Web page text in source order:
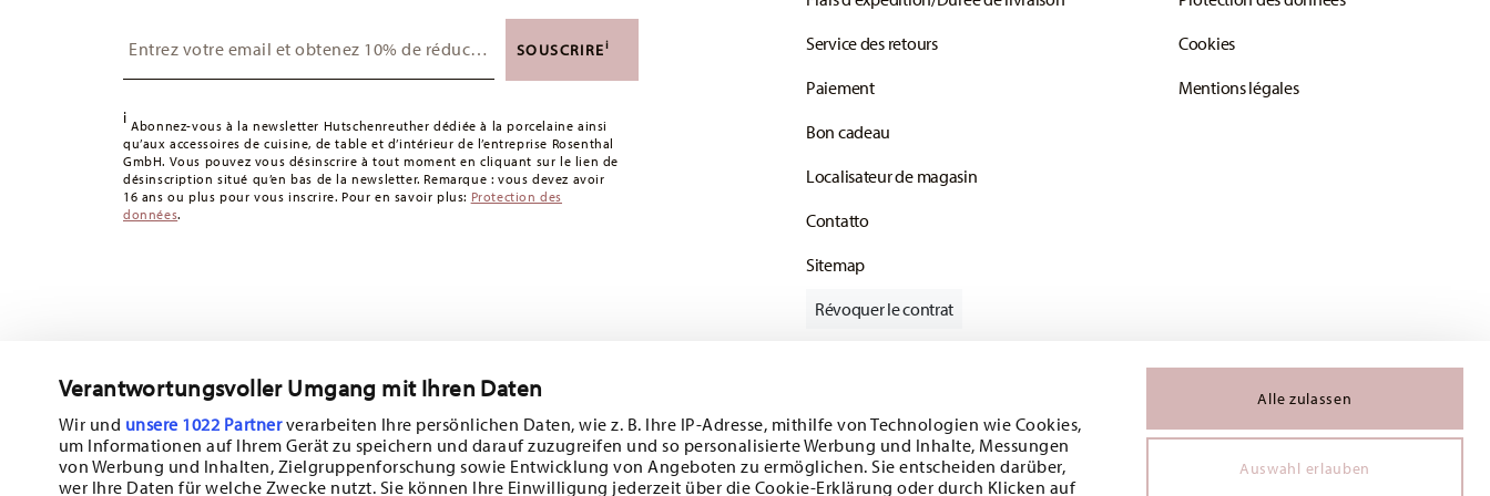
Verantwortungsvoller Umgang mit Ihren Daten
Wir und unsere 1022 Partnerverarbeiten Ihre persönlichen Daten, wie z. B. Ihre IP-Adresse, mithilfe von Technologien wie Cookies,
um Informationen auf Ihrem Gerät zu speichern und darauf zuzugreifen und so personalisierte Werbung und Inhalte, Messungen
von Werbung und Inhalten, Zielgruppenforschung sowie Entwicklung von Angeboten zu ermöglichen. Sie entscheiden darüber,
wer Ihre Daten für welche Zwecke nutzt. Sie können Ihre Einwilligung jederzeit über die Cookie-Erklärung oder durch Klicken auf
Alle zulassen
Auswahl erlauben
Les livraisons en Suisse sont gratuites à partir de 49,90 CHF. Pour toute commande inférieure à
49,90 CHF, les frais de livraison s'élèvent à 36,90 CHF.
5-7 jours ouvrables pour les articles en stock. Vous pouvez consulter les
délais de livraison vers d'autres paysici.
Retours :Pour les retours, veuillez utiliser notreservice de retour.
SOUSCRIREi
i Abonnez-vous à la newsletter Hutschenreuther dédiée à la porcelaine ainsi
qu’aux accessoires de cuisine, de table et d’intérieur de l’entreprise Rosenthal
GmbH. Vous pouvez vous désinscrire à tout moment en cliquant sur le lien de
désinscription situé qu’en bas de la newsletter. Remarque : vous devez avoir
16 ans ou plus pour vous inscrire. Pour en savoir plus: Protection des
données.
Service des retours
Paiement
Bon cadeau
Localisateur de magasin
Contatto
Sitemap
Cookies
Mentions légales
Révoquer le contrat
Suivez-nous sur
Abonnez-vous à notre newsletter et recevez une réduction de 10%!
Tiens-toi au courant des nouveautés, des tendances et